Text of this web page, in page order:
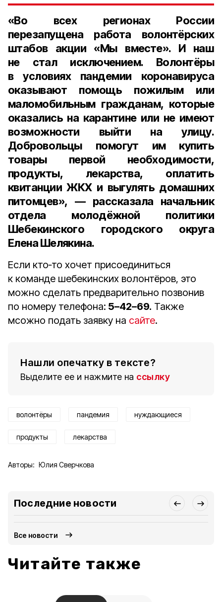
«Во всех регионах России
перезапущена работа волонтёрских
штабов акции «Мы вместе». И наш
не стал исключением. Волонтёры
в условиях пандемии коронавируса
оказывают помощь пожилым или
маломобильным гражданам, которые
оказались на карантине или не имеют
возможности выйти на улицу.
Добровольцы помогут им купить
товары первой необходимости,
продукты, лекарства, оплатить
квитанции ЖКХ и выгулять домашних
питомцев», — рассказала начальник
отдела молодёжной политики
Шебекинского городского округа
Елена Шелякина.
Если кто‑то хочет присоединиться
к команде шебекинских волонтёров, это
можно сделать предварительно позвонив
по номеру телефона: 5–42–69. Также
мсожно подать заявку на сайте.
Нашли опечатку в тексте?
Выделите ее и нажмите на ссылку
волонтёры пандемия нуждающиеся
продукты лекарства
Авторы: Юлия Сверчкова
Последние новости
Все новости
Читайте также